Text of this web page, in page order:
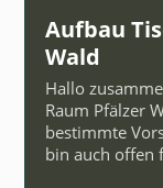
Aufbau
Wald
Hallo
Raum Pfälzer
bestimmte
bin auch offen